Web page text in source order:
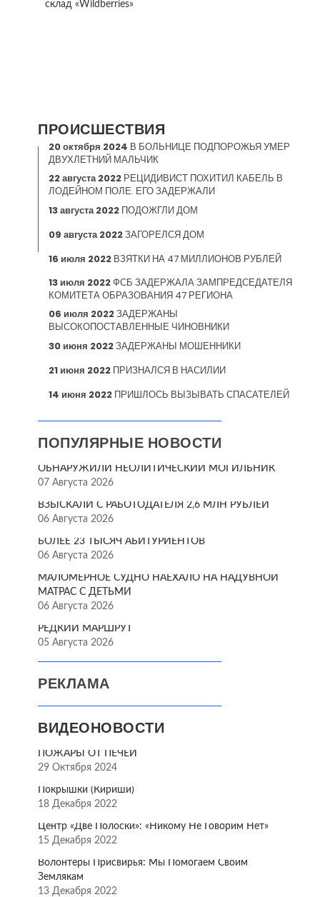
склад «Wildberries»
ПРОИСШЕСТВИЯ
20 октября 2024 В БОЛЬНИЦЕ ПОДПОРОЖЬЯ УМЕР
ДВУХЛЕТНИЙ МАЛЬЧИК
22 августа 2022 РЕЦИДИВИСТ ПОХИТИЛ КАБЕЛЬ В
ЛОДЕЙНОМ ПОЛЕ. ЕГО ЗАДЕРЖАЛИ
13 августа 2022 ПОДОЖГЛИ ДОМ
09 августа 2022ЗАГОРЕЛСЯ ДОМ
16 июля 2022 ВЗЯТКИ НА 47 МИЛЛИОНОВ РУБЛЕЙ
13 июля 2022ФСБ ЗАДЕРЖАЛА ЗАМПРЕДСЕДАТЕЛЯ
КОМИТЕТА ОБРАЗОВАНИЯ 47 РЕГИОНА
06 июля 2022ЗАДЕРЖАНЫ
ВЫСОКОПОСТАВЛЕННЫЕ ЧИНОВНИКИ
30 июня 2022ЗАДЕРЖАНЫ МОШЕННИКИ
21 июня 2022 ПРИЗНАЛСЯ В НАСИЛИИ
14 июня 2022 ПРИШЛОСЬ ВЫЗЫВАТЬ СПАСАТЕЛЕЙ
ПОПУЛЯРНЫЕ НОВОСТИ
ОБНАРУЖИЛИ НЕОЛИТИЧЕСКИЙ МОГИЛЬНИК
07 Августа 2026
ВЗЫСКАЛИ С РАБОТОДАТЕЛЯ 2,6 МЛН РУБЛЕЙ
06 Августа 2026
БОЛЕЕ 23 ТЫСЯЧ АБИТУРИЕНТОВ
06 Августа 2026
МАЛОМЕРНОЕ СУДНО НАЕХАЛО НА НАДУВНОЙ
МАТРАС С ДЕТЬМИ
06 Августа 2026
РЕДКИЙ МАРШРУТ
05 Августа 2026
РЕКЛАМА
ВИДЕОНОВОСТИ
ПОЖАРЫ ОТ ПЕЧЕЙ
29 Октября 2024
Покрышки (Кириши)
18 Декабря 2022
Центр «Две Полоски»: «Никому Не Говорим Нет»
15 Декабря 2022
Волонтёры Присвирья: Мы Помогаем Своим
Землякам
13 Декабря 2022